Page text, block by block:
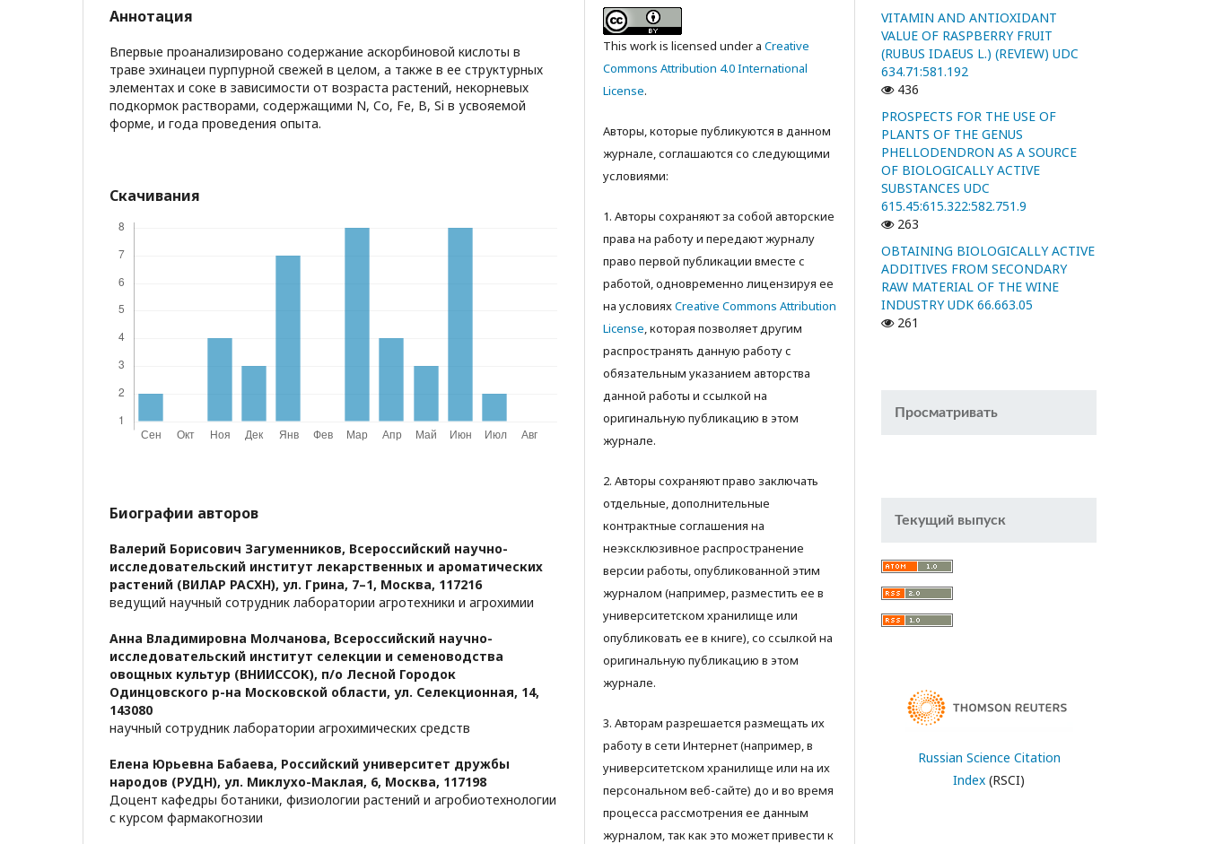
Аннотация
Впервые проанализировано содержание аскорбиновой кислоты в
траве эхинацеи пурпурной свежей в целом, а также в ее структурных
элементах и соке в зависимости от возраста растений, некорневых
подкормок растворами, содержащими N, Co, Fe, B, Si в усвояемой
форме, и года проведения опыта.
Скачивания
Биографии авторов
Валерий Борисович Загуменников, Всероссийский научно-
исследовательский институт лекарственных и ароматических
растений (ВИЛАР РАСХН), ул. Грина, 7–1, Москва, 117216
ведущий научный сотрудник лаборатории агротехники и агрохимии
Анна Владимировна Молчанова, Всероссийский научно-
исследовательский институт селекции и семеноводства
овощных культур (ВНИИССОК), п/o Лесной Городок
Одинцовского р-на Московской области, ул. Селекционная, 14,
143080
научный сотрудник лаборатории агрохимических средств
Елена Юрьевна Бабаева, Российский университет дружбы
народов (РУДН), ул. Миклухо-Маклая, 6, Москва, 117198
Доцент кафедры ботаники, физиологии растений и агробиотехнологии
с курсом фармакогнозии
This work is licensed under a Creative
Commons Attribution 4.0 International
License.
Авторы, которые публикуются в данном
журнале, соглашаются со следующими
условиями:
1. Авторы сохраняют за собой авторские
права на работу и передают журналу
право первой публикации вместе с
работой, одновременно лицензируя ее
на условияхCreative Commons Attribution
License, которая позволяет другим
распространять данную работу с
обязательным указанием авторства
данной работы и ссылкой на
оригинальную публикацию в этом
журнале.
2. Авторы сохраняют право заключать
отдельные, дополнительные
контрактные соглашения на
неэксклюзивное распространение
версии работы, опубликованной этим
журналом (например, разместить ее в
университетском хранилище или
опубликовать ее в книге), со ссылкой на
оригинальную публикацию в этом
журнале.
3. Авторам разрешается размещать их
работу в сети Интернет (например, в
университетском хранилище или на их
персональном веб-сайте) до и во время
процесса рассмотрения ее данным
журналом, так как это может привести к
VITAMIN AND ANTIOXIDANT
VALUE OF RASPBERRY FRUIT
(RUBUS IDAEUS L.) (REVIEW) UDC
634.71:581.192
436
PROSPECTS FOR THE USE OF
PLANTS OF THE GENUS
PHELLODENDRON AS A SOURCE
OF BIOLOGICALLY ACTIVE
SUBSTANCES UDC
615.45:615.322:582.751.9
263
OBTAINING BIOLOGICALLY ACTIVE
ADDITIVES FROM SECONDARY
RAW MATERIAL OF THE WINE
INDUSTRY UDK 66.663.05
261
Просматривать
Текущий выпуск
Russian Science Citation
Index (RSCI)